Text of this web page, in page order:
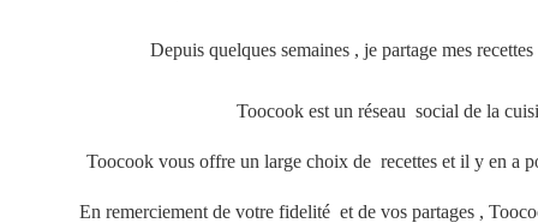
Depuis quelques semaines , je partage mes
Toocook est un réseau social de la
Toocook vous offre un large choix de recettes et il y en a
En remerciement de votre fidelité et de vos partages ,